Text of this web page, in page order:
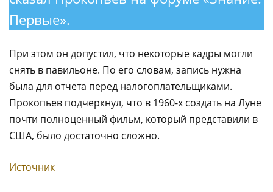
Первые».
При этом он допустил, что некоторые кадры могли
снять в павильоне. По его словам, запись нужна
была для отчета перед налогоплательщиками.
Прокопьев подчеркнул, что в 1960-х создать на Луне
почти полноценный фильм, который представили в
США, было достаточно сложно.
Источник